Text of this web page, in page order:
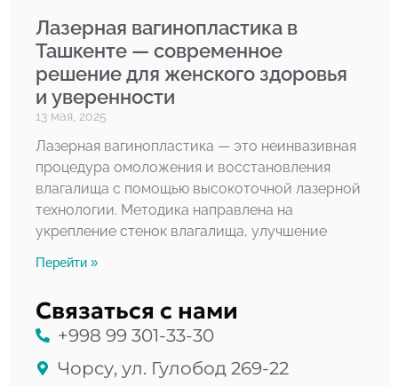
Лазерная вагинопластика в
Ташкенте — современное
решение для женского здоровья
и уверенности
13 мая, 2025
Лазерная вагинопластика — это неинвазивная
процедура омоложения и восстановления
влагалища с помощью высокоточной лазерной
технологии. Методика направлена на
укрепление стенок влагалища, улучшение
Перейти »
Связаться с нами
+998 99 301-33-30
Чорсу, ул. Гулобод 269-22